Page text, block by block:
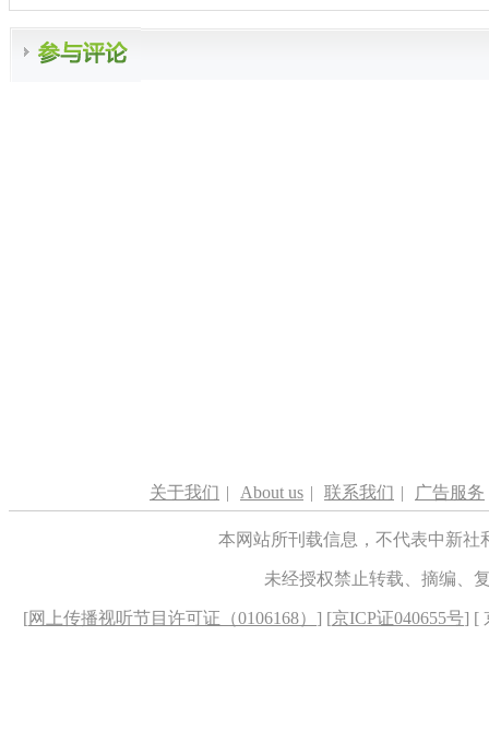
关于我们 | About us | 联系我们 | 广告服务
本网站所刊载信息，不代表中新
未经授权禁止转载、摘编、
[网上传播视听节目许可证（0106168） ] [京ICP证040655号] [